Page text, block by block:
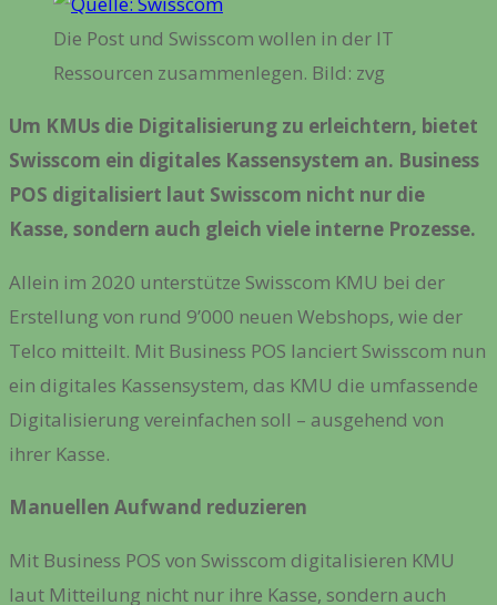
Die Post und Swisscom wollen in der IT
Ressourcen zusammenlegen. Bild: zvg
Um KMUs die Digitalisierung zu erleichtern, bietet
Swisscom ein digitales Kassensystem an. Business
POS digitalisiert laut Swisscom nicht nur die
Kasse, sondern auch gleich viele interne Prozesse.
Allein im 2020 unterstütze Swisscom KMU bei der
Erstellung von rund 9’000 neuen Webshops, wie der
Telco mitteilt. Mit Business POS lanciert Swisscom nun
ein digitales Kassensystem, das KMU die umfassende
Digitalisierung vereinfachen soll – ausgehend von
ihrer Kasse.
Manuellen Aufwand reduzieren
Mit Business POS von Swisscom digitalisieren KMU
laut Mitteilung nicht nur ihre Kasse, sondern auch